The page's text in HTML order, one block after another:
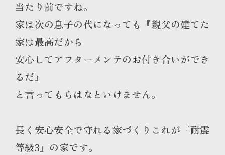
当たり前ですね。
家は次の息子の代になっても『親父の建てた
家は最高だから
安心してアフターメンテのお付き合いができ
るだ』
と言ってもらはなといけません。
長く安心安全で守れる家づくりこれが『耐震
等級3』の家です。